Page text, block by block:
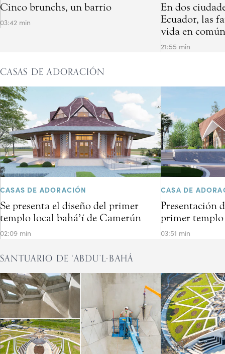
Cinco brunchs, un barrio
03:42 min
En dos
Ecuador, las
vida en
21:55 min
CASAS DE ADORACIÓN
CASAS DE ADORACIÓN
Se presenta el diseño del primer
templo local bahá’í de Camerún
02:09 min
CASA DE
Presentación
primer templo
03:51 min
SANTUARIO DE ‘ABDU’L-BAHÁ